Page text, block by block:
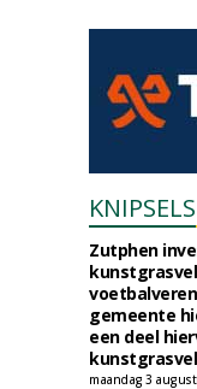
KNIPSELS
Zutphen
gemeente
een deel
maandag 3